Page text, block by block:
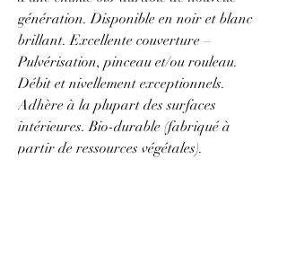
génération. Disponible en noir et blanc
brillant. Excellente couverture –
Pulvérisation, pinceau et/ou rouleau.
Débit et nivellement exceptionnels.
Adhère à la plupart des surfaces
intérieures. Bio-durable (fabriqué à
partir de ressources végétales).